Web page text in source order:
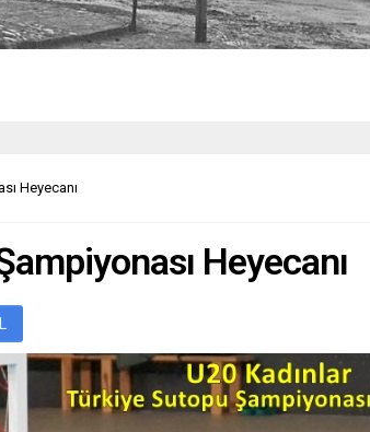
Heyecanı
Heyecanı